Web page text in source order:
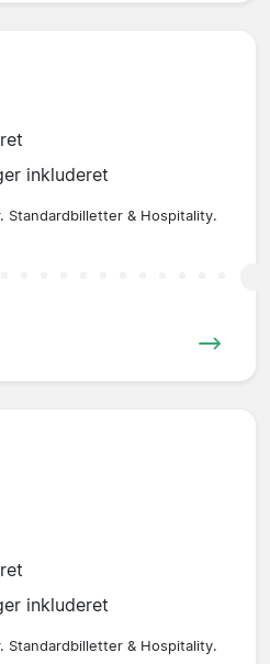
inkluderet
Standardbilletter & Hospitality.
inkluderet
Standardbilletter & Hospitality.